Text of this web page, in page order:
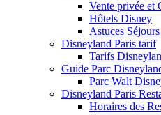
Vente privée et
Hôtels Disney
Astuces
Disneyland Paris tarif
Tarifs
Guide Parc
Parc Walt
Disneyland Paris
Horaires des